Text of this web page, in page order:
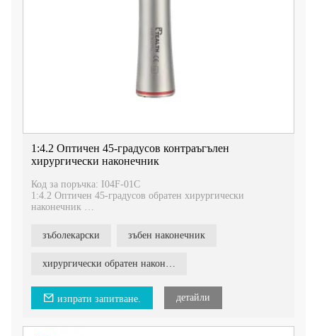
1:4.2 Оптичен 45-градусов контраъгълен
хирургически наконечник
Код за поръчка: I04F-01C
1:4.2 Оптичен 45-градусов обратен хирургически
наконечник
2. Оптични влакна
3. 1:4.2 увеличена скорост
5. 45°, по-добра видимост
Хирургичен наконечник с оптични влакна 1:4.2,
професионален и усъвършенстван инструмент,
предназначен за стоматологични процедури. Този
зъболекарски зъбен наконечник
изпрати запитване. детайли